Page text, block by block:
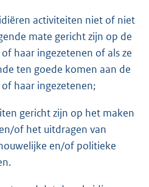
activiteiten niet of niet
mate gericht zijn op de
haar ingezetenen of als ze
ten goede komen aan de
haar ingezetenen;
gericht zijn op het maken
of het uitdragen van
en/of politieke